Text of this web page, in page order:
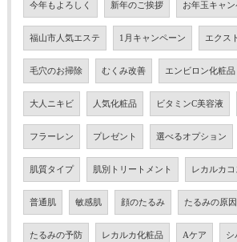
今年もよろしく 新年のご挨拶 お年玉キャン
福山市人気エステ 1月キャンペーン エクス
毛穴のお掃除 むくみ改善 エンビロン化粧品
大人ニキビ 人気化粧品 ビタミンC美容液
フラーレン プレゼント 選べるオプション
肌質タイプ 肌別トリートメント レカルカコ
普通肌 敏感肌 顔のたるみ たるみの原因
たるみの予防 レカルカ化粧品 Aケア シ